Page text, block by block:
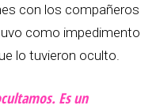
con los compañeros
como impedimento
lo tuvieron oculto.
Es un